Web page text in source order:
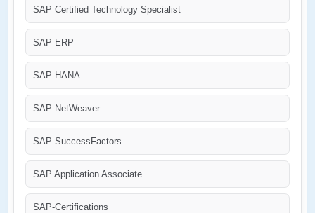
SAP Certified Technology Specialist
SAP ERP
SAP HANA
SAP NetWeaver
SAP SuccessFactors
SAP Application Associate
SAP-Certifications